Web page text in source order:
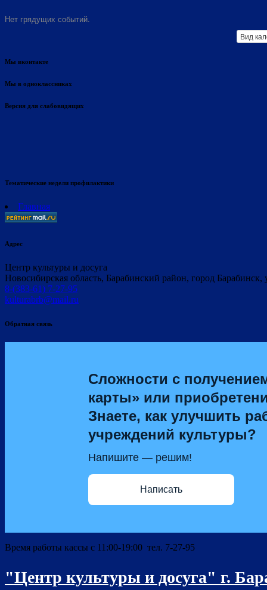
Нет грядущих событий.
Вид
Мы вконтакте
Мы в одноклассниках
Версия для слабовидящих
Тематические недели профилактики
Главная
Адрес
Центр культуры и досуга
Новосибирская область, Барабинский район, город
8-(383-61) 7-27-95
kulturabrb@mail.ru
Обратная связь
Сложности с
карты» или
Знаете, как улучшить
учреждений культуры?
Напишите — решим!
Написать
Время работы кассы с 11:00-19:00 тел. 7-27-95
"Центр культуры и досуга" г.